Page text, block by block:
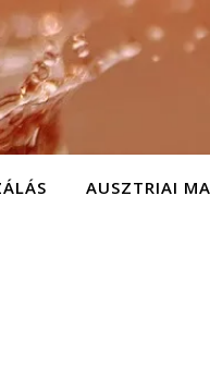
AUSZTRIAI